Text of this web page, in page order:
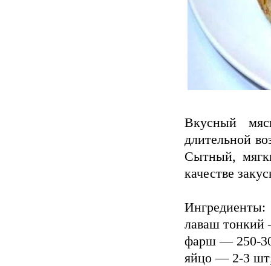
Вкусный
длительной
Сытный,
качестве
Ингредиенты:
лаваш
фарш — 250-
яйцо — 2-3